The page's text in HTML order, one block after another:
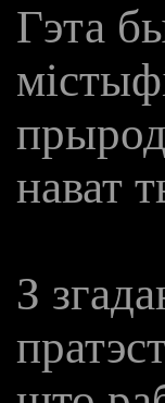
Гэта
нават
З